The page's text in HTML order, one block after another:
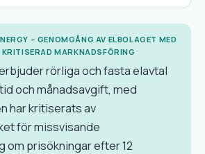
– GENOMGÅNG AV ELBOLAGET MED
MARKNADSFÖRING
rörliga och fasta elavtal
och månadsavgift, med
har kritiserats av
för missvisande
om prisökningar efter 12